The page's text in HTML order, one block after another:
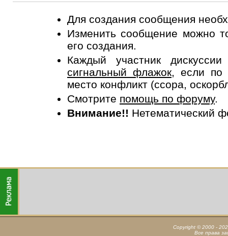
Для создания сообщения
Изменить сообщение можно
его создания.
Каждый участник
сигнальный флажок, если по
место конфликт (ссора,
Смотрите помощь по форуму.
Внимание!! Нетематический
Copyright © 2000 -
Все права